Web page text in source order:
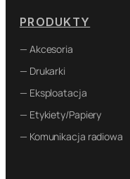
PRODUKTY
— Akcesoria
— Drukarki
— Eksploatacja
— Etykiety/Papiery
— Komunikacja radiowa